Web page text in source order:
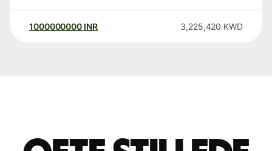
1000000000 INR 3,225,420 KWD